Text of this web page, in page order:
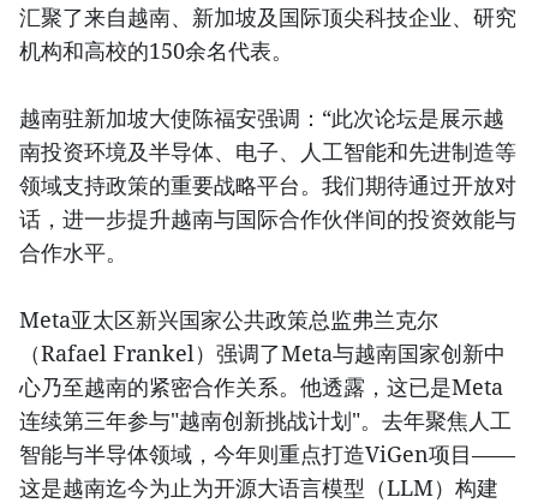
汇聚了来自越南、新加坡及国际顶尖科技企业、研究
机构和高校的150余名代表。
越南驻新加坡大使陈福安强调：“此次论坛是展示越
南投资环境及半导体、电子、人工智能和先进制造等
领域支持政策的重要战略平台。我们期待通过开放对
话，进一步提升越南与国际合作伙伴间的投资效能与
合作水平。
Meta亚太区新兴国家公共政策总监弗兰克尔
（Rafael Frankel）强调了Meta与越南国家创新中
心乃至越南的紧密合作关系。他透露，这已是Meta
连续第三年参与"越南创新挑战计划"。去年聚焦人工
智能与半导体领域，今年则重点打造ViGen项目——
这是越南迄今为止为开源大语言模型（LLM）构建